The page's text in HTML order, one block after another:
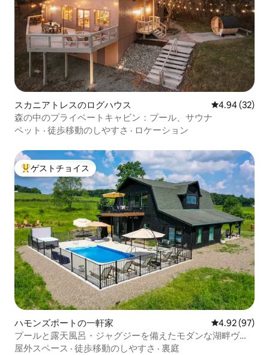
スカニアトレスのログハウス レビュー32
4.94 (32)
森の中のプライベートキャビン：プール、サウナ
ペット · 徒歩移動のしやすさ · ロケーション
大好評のゲストチョイスです。
ゲストチョイス
ハモンズポートの一軒家 レビュー97
4.92 (97)
プールと露天風呂・ジャグジーを備えたモダンな湖畔ヴィ
ラ
屋外スペース · 徒歩移動のしやすさ · 裏庭